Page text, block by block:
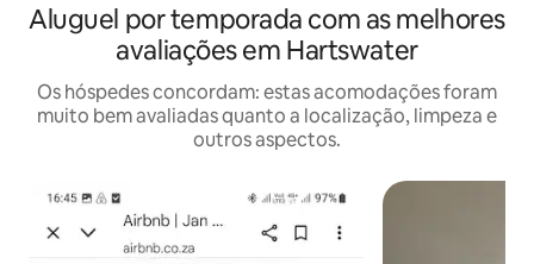
Aluguel por temporada com as melhores
avaliações em Hartswater
Os hóspedes concordam: estas acomodações foram
muito bem avaliadas quanto a localização, limpeza e
outros aspectos.